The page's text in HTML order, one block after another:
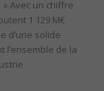
Avec un chiffre
1 129 M€
d’une solide
de la